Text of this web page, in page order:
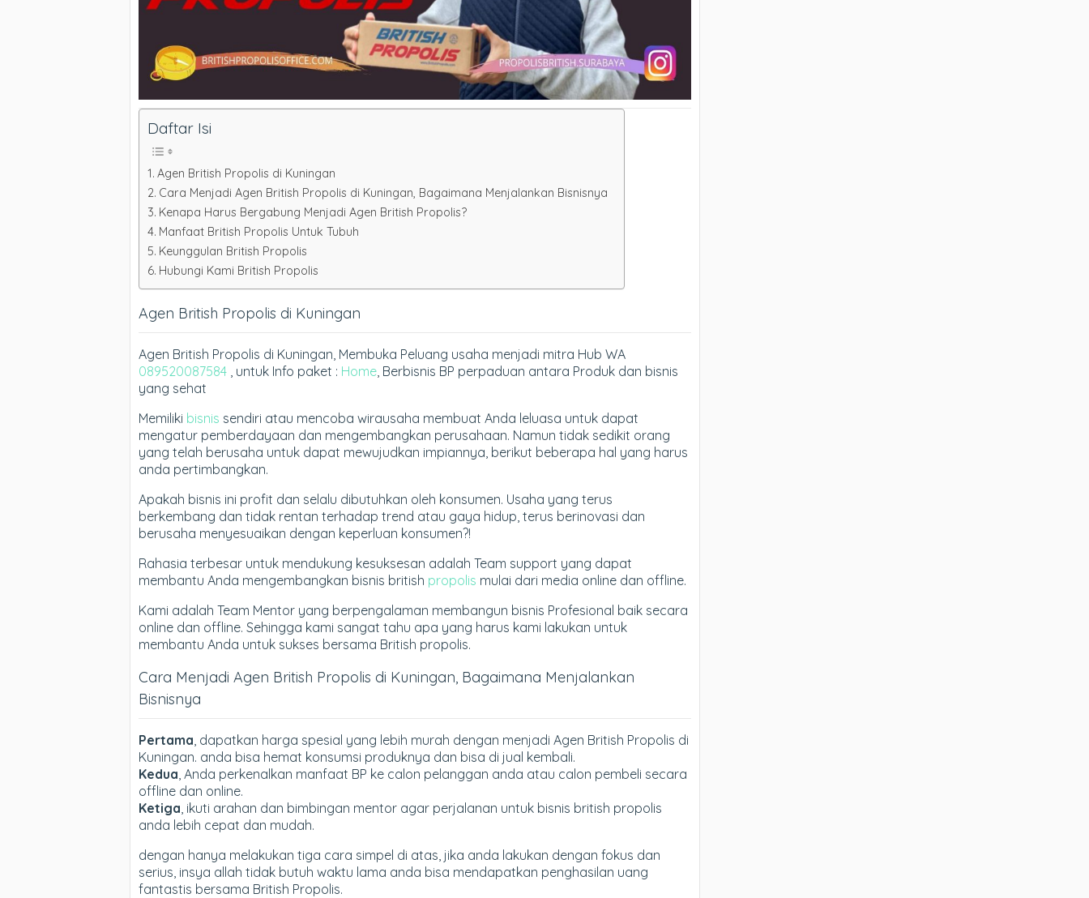
Daftar Isi
Agen British Propolis di Kuningan
Cara Menjadi Agen British Propolis di Kuningan, Bagaimana Menjalankan Bisnisnya
Kenapa Harus Bergabung Menjadi Agen British Propolis?
Manfaat British Propolis Untuk Tubuh
Keunggulan British Propolis
Hubungi Kami British Propolis
Agen British Propolis di Kuningan
Agen British Propolis di Kuningan, Membuka Peluang usaha menjadi mitra Hub WA
089520087584 , untuk Info paket : Home , Berbisnis BP perpaduan antara Produk dan bisnis
yang sehat
Memiliki bisnis sendiri atau mencoba wirausaha membuat Anda leluasa untuk dapat
mengatur pemberdayaan dan mengembangkan perusahaan. Namun tidak sedikit orang
yang telah berusaha untuk dapat mewujudkan impiannya, berikut beberapa hal yang harus
anda pertimbangkan.
Apakah bisnis ini profit dan selalu dibutuhkan oleh konsumen. Usaha yang terus
berkembang dan tidak rentan terhadap trend atau gaya hidup, terus berinovasi dan
berusaha menyesuaikan dengan keperluan konsumen?!
Rahasia terbesar untuk mendukung kesuksesan adalah Team support yang dapat
membantu Anda mengembangkan bisnis british propolis mulai dari media online dan offline.
Kami adalah Team Mentor yang berpengalaman membangun bisnis Profesional baik secara
online dan offline. Sehingga kami sangat tahu apa yang harus kami lakukan untuk
membantu Anda untuk sukses bersama British propolis.
Cara Menjadi Agen British Propolis di Kuningan, Bagaimana Menjalankan
Bisnisnya
Pertama , dapatkan harga spesial yang lebih murah dengan menjadi Agen British Propolis di
Kuningan. anda bisa hemat konsumsi produknya dan bisa di jual kembali.
Kedua , Anda perkenalkan manfaat BP ke calon pelanggan anda atau calon pembeli secara
offline dan online.
Ketiga , ikuti arahan dan bimbingan mentor agar perjalanan untuk bisnis british propolis
anda lebih cepat dan mudah.
dengan hanya melakukan tiga cara simpel di atas, jika anda lakukan dengan fokus dan
serius, insya allah tidak butuh waktu lama anda bisa mendapatkan penghasilan uang
fantastis bersama British Propolis.